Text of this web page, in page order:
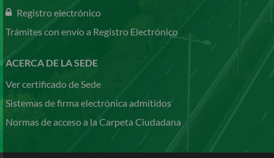
Registro electrónico
Trámites con envío a Registro Electrónico
ACERCA DE LA SEDE
Ver certificado de Sede
Sistemas de firma electrónica admitidos
Normas de acceso a la Carpeta Ciudadana